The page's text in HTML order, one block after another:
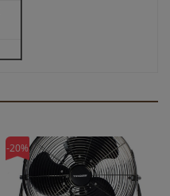
-20%